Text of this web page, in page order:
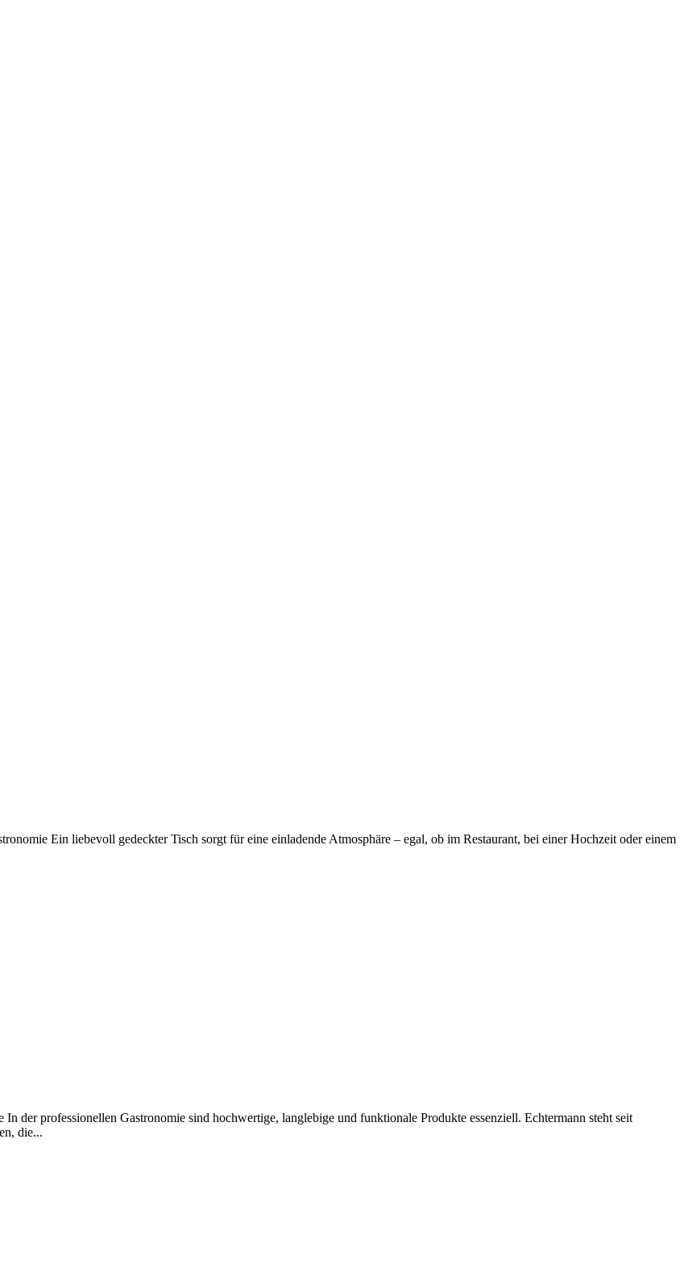
Ein liebevoll gedeckter Tisch sorgt für eine einladende Atmosphäre – egal, ob im Restaurant, bei einer Hochzeit oder einem
der professionellen Gastronomie sind hochwertige, langlebige und funktionale Produkte essenziell. Echtermann steht seit
die...